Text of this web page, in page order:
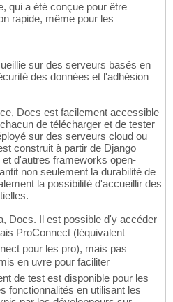
qui a été conçue pour être
rapide, même pour les
sur des serveurs basés en
des données et l'adhésion
Docs est facilement accessible
de télécharger et de tester
sur des serveurs cloud ou
construit à partir de Django
d'autres frameworks open-
non seulement la durabilité de
la possibilité d'accueillir des
Docs. Il est possible d'y accéder
ProConnect (léquivalent
pour les pro), mais pas
en uvre pour faciliter
de test est disponible pour les
fonctionnalités en utilisant les